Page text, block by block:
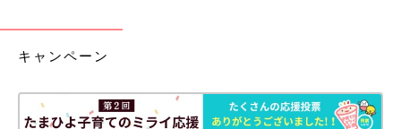
キャンペーン